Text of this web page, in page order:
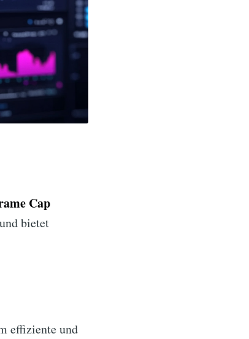
Cap
und bietet
effiziente und